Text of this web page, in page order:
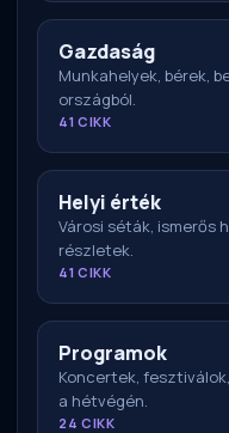
Gazdaság
Munkahelyek, bérek,
országból.
41 CIKK
Helyi érték
Városi séták, ismerős
részletek.
41 CIKK
Programok
Koncertek,
a hétvégén.
24 CIKK